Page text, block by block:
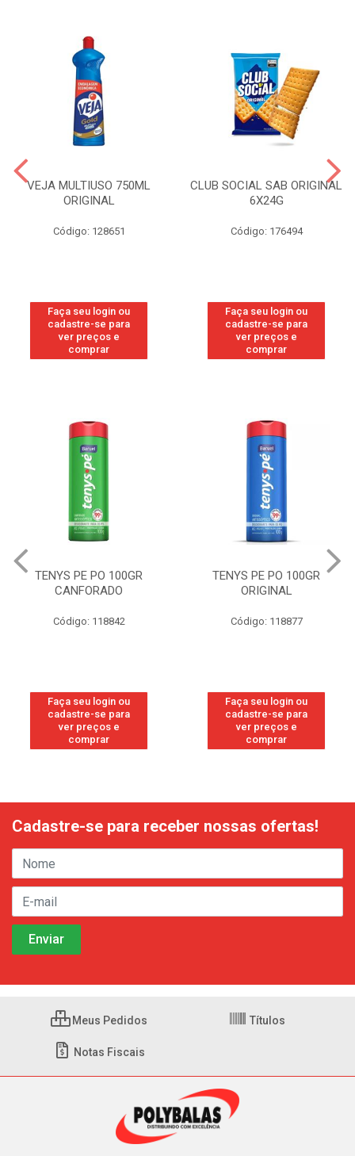
VEJA MULTIUSO 750ML
ORIGINAL
Código: 128651
Faça seu login ou
cadastre-se para
ver preços e
comprar
CLUB SOCIAL SAB ORIGINAL
6X24G
Código: 176494
Faça seu login ou
cadastre-se para
ver preços e
comprar
TENYS PE PO 100GR
CANFORADO
Código: 118842
Faça seu login ou
cadastre-se para
ver preços e
comprar
TENYS PE PO 100GR
ORIGINAL
Código: 118877
Faça seu login ou
cadastre-se para
ver preços e
comprar
Cadastre-se para receber nossas ofertas!
Meus Pedidos Títulos
Notas Fiscais